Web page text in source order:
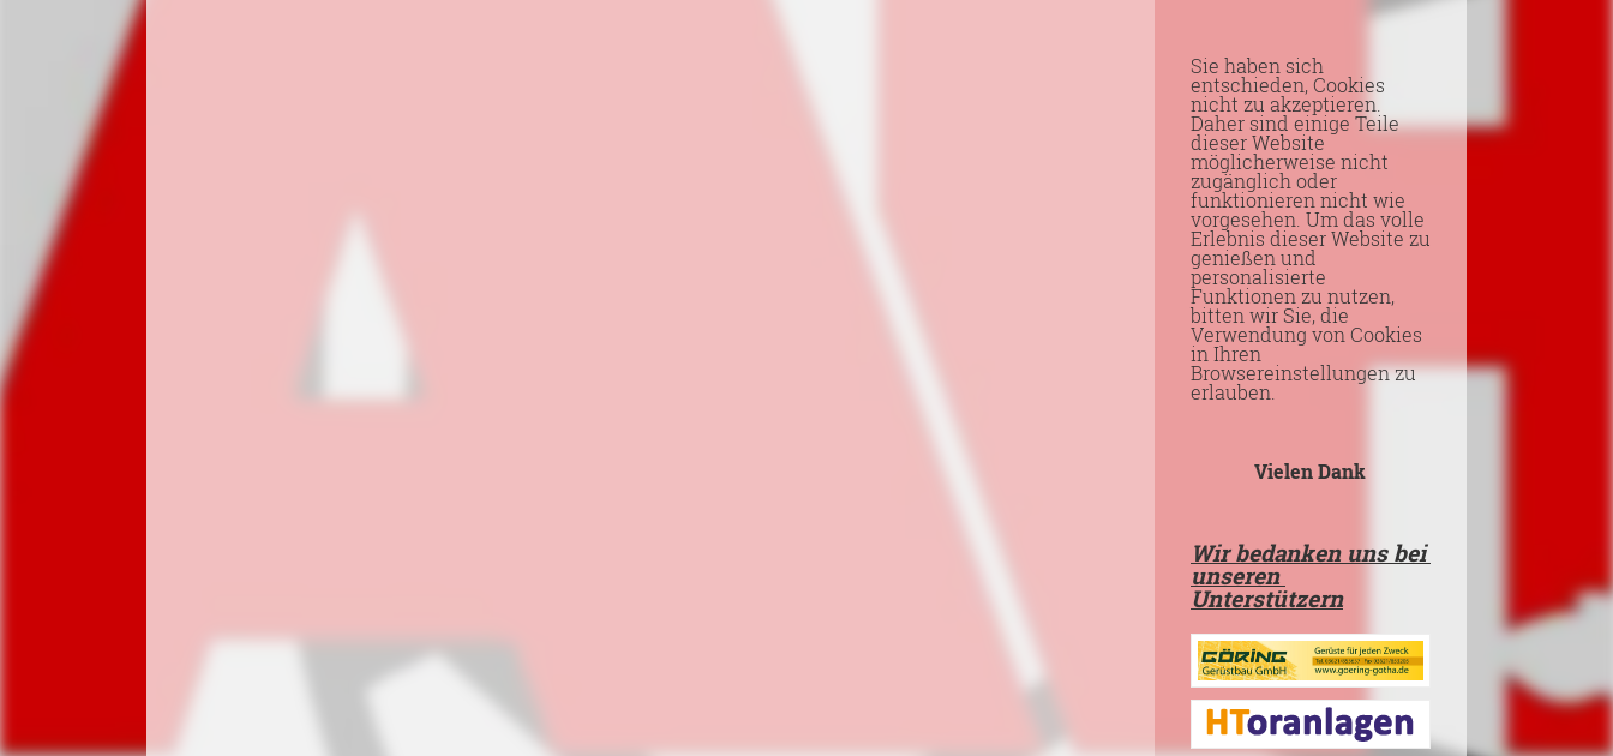
Sie haben sich
entschieden, Cookies
nicht zu akzeptieren.
Daher sind einige Teile
dieser Website
möglicherweise nicht
zugänglich oder
funktionieren nicht wie
vorgesehen. Um das volle
Erlebnis dieser Website zu
genießen und
personalisierte
Funktionen zu nutzen,
bitten wir Sie, die
Verwendung von Cookies
in Ihren
Browsereinstellungen zu
erlauben.
Vielen Dank
Wir bedanken uns bei
unseren
Unterstützern